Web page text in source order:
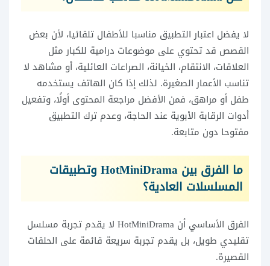
لا يفضل اعتبار التطبيق مناسبا للأطفال تلقائيا، لأن بعض
القصص قد تحتوي على موضوعات درامية للكبار مثل
العلاقات، الانتقام، الخيانة، الصراعات العائلية، أو مشاهد لا
تناسب الأعمار الصغيرة. لذلك إذا كان الهاتف يستخدمه
طفل أو مراهق، فمن الأفضل مراجعة المحتوى أولًا، وتفعيل
أدوات الرقابة الأبوية عند الحاجة، وعدم ترك التطبيق
مفتوحا دون متابعة.
ما الفرق بين HotMiniDrama وتطبيقات
المسلسلات العادية؟
الفرق الأساسي أن HotMiniDrama لا يقدم تجربة مسلسل
تقليدي طويل، بل يقدم تجربة سريعة قائمة على الحلقات
القصيرة.